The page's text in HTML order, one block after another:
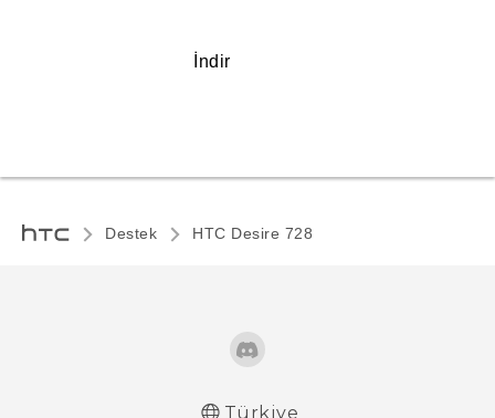
İndir
Destek HTC Desire 728‎
Türkiye